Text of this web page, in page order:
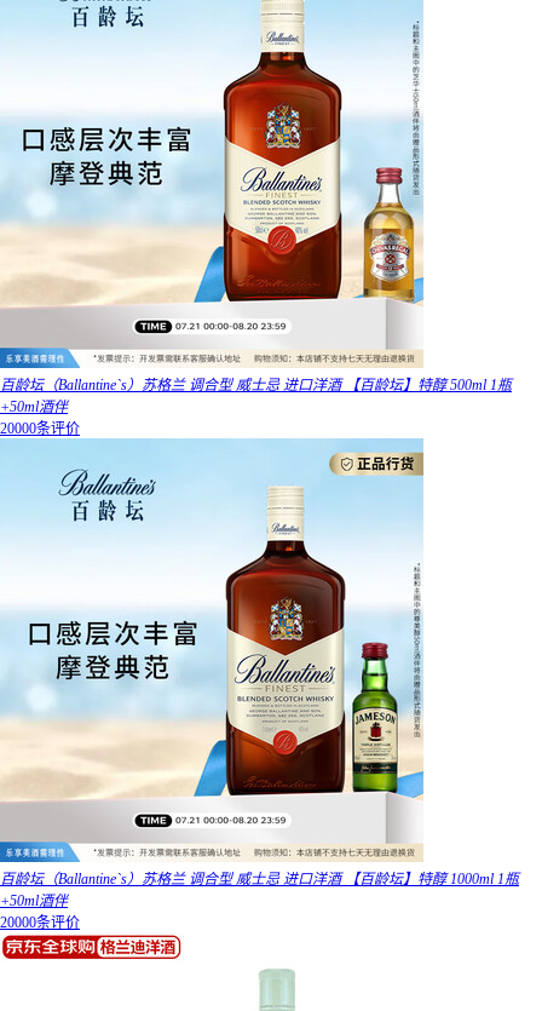
百龄坛（Ballantine`s）苏格兰 调合型 威士忌 进口洋酒 【百龄坛】特醇 500ml 1瓶
+50ml酒伴
20000条评价
百龄坛（Ballantine`s）苏格兰 调合型 威士忌 进口洋酒 【百龄坛】特醇 1000ml 1瓶
+50ml酒伴
20000条评价